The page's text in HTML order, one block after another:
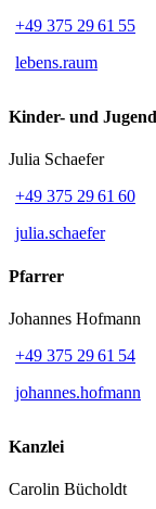
+49 375 29 61 55
lebens.raum
Kinder- und
Julia Schaefer
+49 375 29 61 60
julia.schaefer
Pfarrer
Johannes Hofmann
+49 375 29 61 54
johannes.hofmann
Kanzlei
Carolin Bücholdt